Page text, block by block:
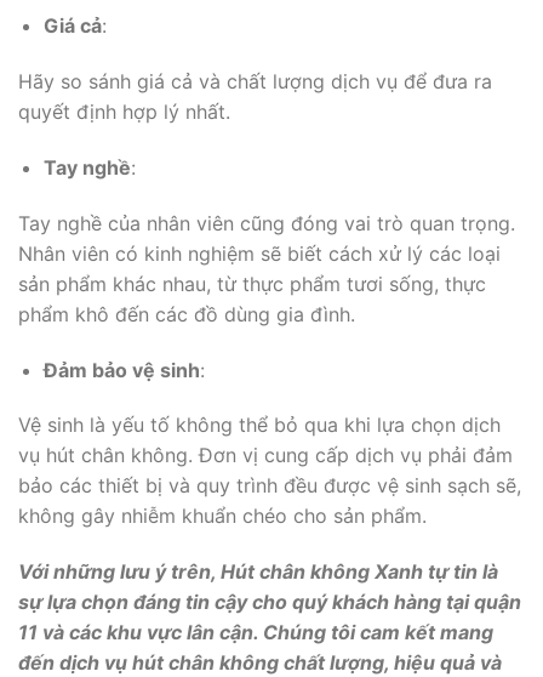
Giá cả:
Hãy so sánh giá cả và chất lượng dịch vụ để đưa ra
quyết định hợp lý nhất.
Tay nghề:
Tay nghề của nhân viên cũng đóng vai trò quan trọng.
Nhân viên có kinh nghiệm sẽ biết cách xử lý các loại
sản phẩm khác nhau, từ thực phẩm tươi sống, thực
phẩm khô đến các đồ dùng gia đình.
Đảm bảo vệ sinh:
Vệ sinh là yếu tố không thể bỏ qua khi lựa chọn dịch
vụ hút chân không. Đơn vị cung cấp dịch vụ phải đảm
bảo các thiết bị và quy trình đều được vệ sinh sạch sẽ,
không gây nhiễm khuẩn chéo cho sản phẩm.
Với những lưu ý trên, Hút chân không Xanh tự tin là
sự lựa chọn đáng tin cậy cho quý khách hàng tại quận
11 và các khu vực lân cận. Chúng tôi cam kết mang
đến dịch vụ hút chân không chất lượng, hiệu quả và